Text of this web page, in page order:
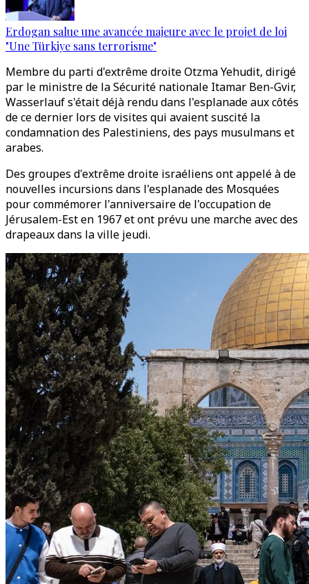
Erdogan salue une avancée majeure avec le projet de loi
"Une Türkiye sans terrorisme"
Membre du parti d'extrême droite Otzma Yehudit, dirigé
par le ministre de la Sécurité nationale Itamar Ben-Gvir,
Wasserlauf s'était déjà rendu dans l'esplanade aux côtés
de ce dernier lors de visites qui avaient suscité la
condamnation des Palestiniens, des pays musulmans et
arabes.
Des groupes d'extrême droite israéliens ont appelé à de
nouvelles incursions dans l'esplanade des Mosquées
pour commémorer l'anniversaire de l'occupation de
Jérusalem-Est en 1967 et ont prévu une marche avec des
drapeaux dans la ville jeudi.